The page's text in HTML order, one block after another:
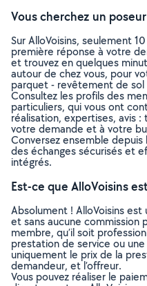
Vous cherchez un
Sur AlloVoisins, seulement
première réponse à votre
et trouvez en quelques
autour de chez vous, pour
parquet - revêtement de sol
Consultez les profils des
particuliers, qui vous ont
réalisation, expertises, avis
votre demande et à votre
Conversez ensemble depuis
des échanges sécurisés et
intégrés.
Est-ce que AlloVoisins
Absolument ! AlloVoisins
et sans aucune commission
membre, qu’il soit
prestation de service ou
uniquement le prix de la
demandeur, et l’offreur.
Vous pouvez réaliser le